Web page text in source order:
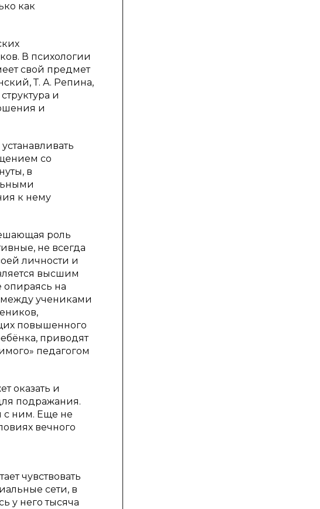
как
В психологии
свой предмет
Т. А. Репина,
и
и
со
в
к нему
роль
не всегда
личности и
высшим
опираясь на
между учениками
повышенного
приводят
педагогом
оказать и
подражания.
с ним. Еще не
вечного
чувствовать
сети, в
у него тысяча